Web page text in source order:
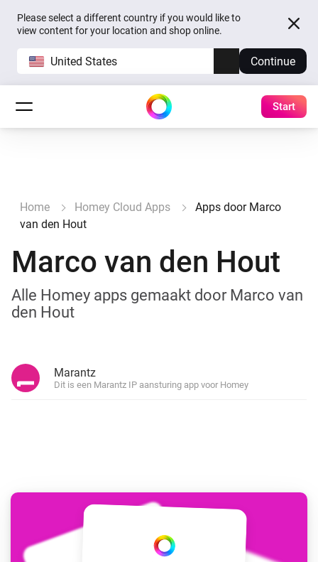
Please select a different country if you would like to
view content for your location and shop online.
United States Continue
Start
Home Homey Cloud Apps
Apps door Marco
van den Hout
Marco van den Hout
Alle Homey apps gemaakt door Marco van
den Hout
Marantz
Dit is een Marantz IP aansturing app voor Homey